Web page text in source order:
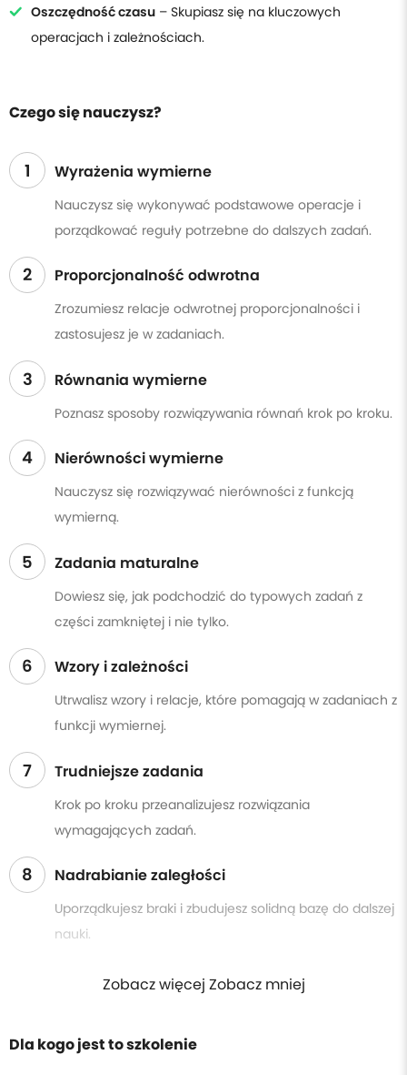
Oszczędność czasu – Skupiasz się na kluczowych
operacjach i zależnościach.
Czego się nauczysz?
1 Wyrażenia wymierne
Nauczysz się wykonywać podstawowe operacje i
porządkować reguły potrzebne do dalszych zadań.
2 Proporcjonalność odwrotna
Zrozumiesz relacje odwrotnej proporcjonalności i
zastosujesz je w zadaniach.
3 Równania wymierne
Poznasz sposoby rozwiązywania równań krok po kroku.
4 Nierówności wymierne
Nauczysz się rozwiązywać nierówności z funkcją
wymierną.
5 Zadania maturalne
Dowiesz się, jak podchodzić do typowych zadań z
części zamkniętej i nie tylko.
6 Wzory i zależności
Utrwalisz wzory i relacje, które pomagają w zadaniach z
funkcji wymiernej.
7 Trudniejsze zadania
Krok po kroku przeanalizujesz rozwiązania
wymagających zadań.
8 Nadrabianie zaległości
Uporządkujesz braki i zbudujesz solidną bazę do dalszej
nauki.
Zobacz więcej Zobacz mniej
Dla kogo jest to szkolenie